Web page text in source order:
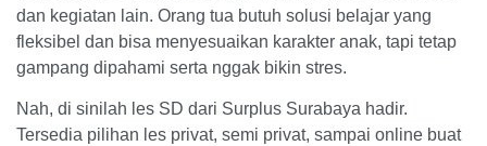
dan kegiatan lain. Orang tua butuh solusi belajar yang
fleksibel dan bisa menyesuaikan karakter anak, tapi tetap
gampang dipahami serta nggak bikin stres.
Nah, di sinilah les SD dari Surplus Surabaya hadir.
Tersedia pilihan les privat, semi privat, sampai online buat